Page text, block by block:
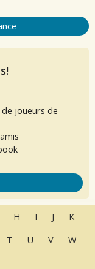
joueurs de
H I J
K
T U V
W